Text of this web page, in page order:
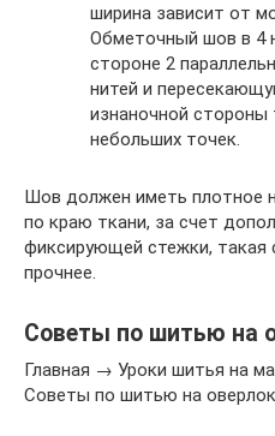
ширина зависит от
Обметочный шов в 4
стороне 2
нитей и
изнаночной стороны
небольших точек.
Шов должен иметь плотное
по краю ткани, за счет
фиксирующей стежки, такая
прочнее.
Советы по шитью на
Главная → Уроки шитья на
Советы по шитью на